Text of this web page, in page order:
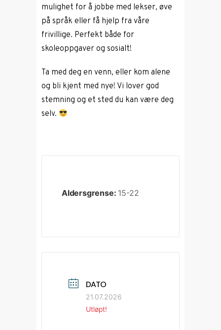
mulighet for å jobbe med lekser, øve
på språk eller få hjelp fra våre
frivillige. Perfekt både for
skoleoppgaver og sosialt!
Ta med deg en venn, eller kom alene
og bli kjent med nye! Vi lover god
stemning og et sted du kan være deg
selv.
Aldersgrense: 15-22
DATO
21.07.2026
Utløpt!